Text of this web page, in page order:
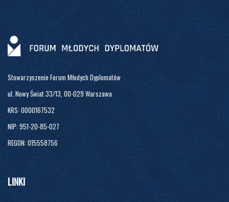
Stowarzyszenie Forum Młodych Dyplomatów
ul. Nowy Świat 33/13, 00-029 Warszawa
KRS: 0000167532
NIP: 951-20-85-027
REGON: 015558756
LINKI